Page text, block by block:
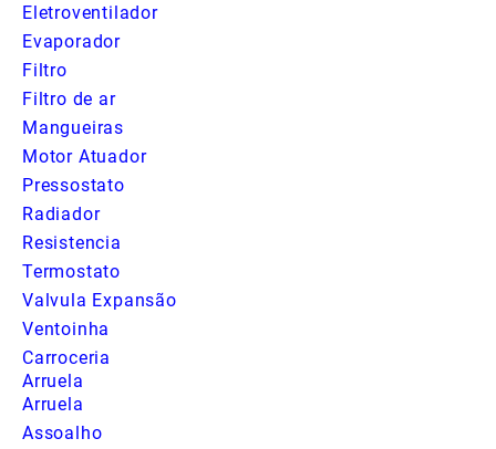
Eletroventilador
Evaporador
Filtro
Filtro de ar
Mangueiras
Motor Atuador
Pressostato
Radiador
Resistencia
Termostato
Valvula Expansão
Ventoinha
Carroceria
Arruela
Arruela
Assoalho